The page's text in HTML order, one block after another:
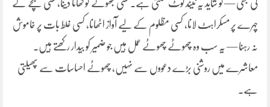
کی بھی — تو شاید یہ نیند ٹوٹ سکتی ہے۔ کسی بھوکے کو کھانا دینا، کسی بچے کے
چہرے پر مسکراہٹ لانا، کسی مظلوم کے لیے آواز اٹھانا، کسی غلط بات پر خاموش
نہ رہنا — یہ سب وہ چھوٹے چھوٹے عمل ہیں جو ضمیر کو بیدار رکھتے ہیں۔
معاشرے میں روشنی بڑے دعووں سے نہیں، چھوٹے احساسات سے پھیلتی
ہے۔